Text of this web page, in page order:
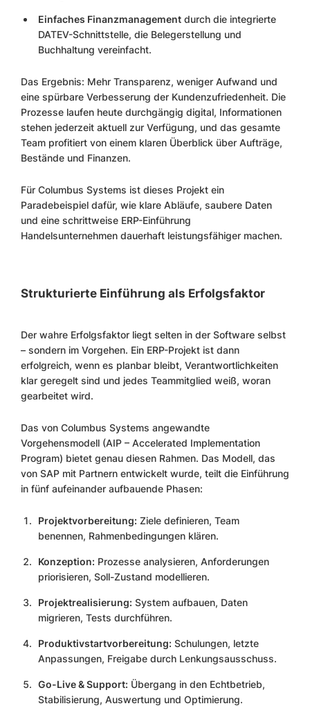
Einfaches Finanzmanagement durch die integrierte
DATEV-Schnittstelle, die Belegerstellung und
Buchhaltung vereinfacht.
Das Ergebnis: Mehr Transparenz, weniger Aufwand und
eine spürbare Verbesserung der Kundenzufriedenheit. Die
Prozesse laufen heute durchgängig digital, Informationen
stehen jederzeit aktuell zur Verfügung, und das gesamte
Team profitiert von einem klaren Überblick über Aufträge,
Bestände und Finanzen.
Für Columbus Systems ist dieses Projekt ein
Paradebeispiel dafür, wie klare Abläufe, saubere Daten
und eine schrittweise ERP-Einführung
Handelsunternehmen dauerhaft leistungsfähiger machen.
Strukturierte Einführung als Erfolgsfaktor
Der wahre Erfolgsfaktor liegt selten in der Software selbst
– sondern im Vorgehen. Ein ERP-Projekt ist dann
erfolgreich, wenn es planbar bleibt, Verantwortlichkeiten
klar geregelt sind und jedes Teammitglied weiß, woran
gearbeitet wird.
Das von Columbus Systems angewandte
Vorgehensmodell (AIP – Accelerated Implementation
Program) bietet genau diesen Rahmen. Das Modell, das
von SAP mit Partnern entwickelt wurde, teilt die Einführung
in fünf aufeinander aufbauende Phasen:
Projektvorbereitung: Ziele definieren, Team
benennen, Rahmenbedingungen klären.
Konzeption: Prozesse analysieren, Anforderungen
priorisieren, Soll-Zustand modellieren.
Projektrealisierung: System aufbauen, Daten
migrieren, Tests durchführen.
Produktivstartvorbereitung: Schulungen, letzte
Anpassungen, Freigabe durch Lenkungsausschuss.
Go-Live & Support: Übergang in den Echtbetrieb,
Stabilisierung, Auswertung und Optimierung.